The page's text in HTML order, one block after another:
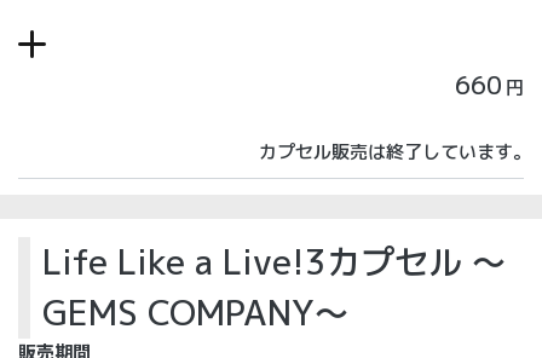
660 円
カプセル販売は終了しています。
Life Like a Live!3カプセル ～
GEMS COMPANY～
販売期間